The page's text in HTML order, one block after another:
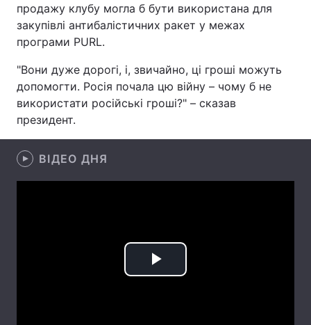
Екологія Регіони
Лонгріди
Відео з Youtube Статті
Інтерв'ю
продажу клубу могла б бути використана для
закупівлі антибалістичних ракет у межах
програми PURL.
"Вони дуже дорогі, і, звичайно, ці гроші можуть
допомогти. Росія почала цю війну – чому б не
використати російські гроші?" – сказав
президент.
ВІДЕО ДНЯ
Play